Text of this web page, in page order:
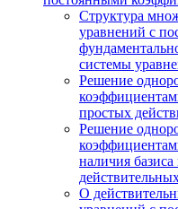
Структура
уравнений с
системы
Решение
простых
Решение
наличия
О